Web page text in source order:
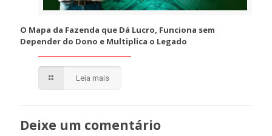
O Mapa da Fazenda que Dá Lucro, Funciona sem
Depender do Dono e Multiplica o Legado
Leia mais
Deixe um comentário